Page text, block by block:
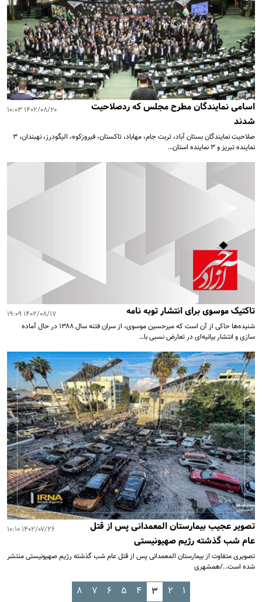
۱۴۰۲/۰۸/۲۰ ۱۰:۰۳
اسامی نمایندگان مطرح مجلس که ردصلاحیت
شدند
صلاحیت نمایندگان بستان آباد، تربت جام، مهاباد، تاکستان، فیروزکوه، الیگودرز، نهبندان، ۳
نماینده تبریز و ۳ نماینده استان…
۱۴۰۲/۰۸/۱۷ ۱۹:۰۹ تاکتیک موسوی برای انتشار توبه نامه
شنیده‌ها حاکی از آن است که میرحسین موسوی، از سران فتنه سال ۱۳۸۸ در حال آماده
سازی و انتشار بیانیه‌ای در تعارض نسبی با…
۱۴۰۲/۰۷/۲۶ ۱۰:۱۰
تصویر عجیب بیمارستان المعمدانی پس از قتل
عام شب گذشته رژیم صهیونیستی
تصویری متفاوت از بیمارستان المعمدانی پس از قتل عام شب گذشته رژیم صهیونیستی منتشر
شده است../همشهری
۱ ۲ ۳ ۴ ۵ ۶ ۷ ۸